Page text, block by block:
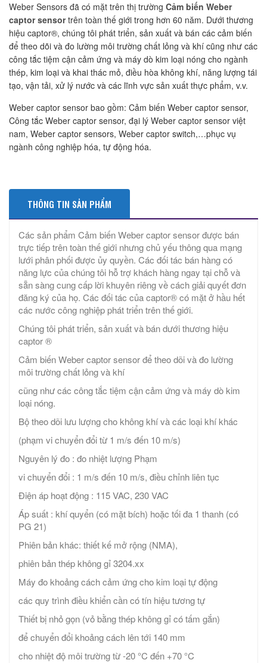
Weber Sensors đã có mặt trên thị trường Cảm biến Weber
captor sensortrên toàn thế giới trong hơn 60 năm. Dưới thương
hiệu captor®, chúng tôi phát triển, sản xuất và bán các cảm biến
để theo dõi và đo lường môi trường chất lỏng và khí cũng như các
công tắc tiệm cận cảm ứng và máy dò kim loại nóng cho ngành
thép, kim loại và khai thác mỏ, điều hòa không khí, năng lượng tái
tạo, vận tải, xử lý nước và các lĩnh vực sản xuất thực phẩm, v.v.
Weber captor sensor bao gồm: Cảm biến Weber captor sensor,
Công tắc Weber captor sensor, đại lý Weber captor sensor việt
nam, Weber captor sensors, Weber captor switch,…phục vụ
ngành công nghiệp hóa, tự động hóa.
THÔNG TIN SẢN PHẨM
Các sản phẩm Cảm biến Weber captor sensor được bán
trực tiếp trên toàn thế giới nhưng chủ yếu thông qua mạng
lưới phân phối được ủy quyền. Các đối tác bán hàng có
năng lực của chúng tôi hỗ trợ khách hàng ngay tại chỗ và
sẵn sàng cung cấp lời khuyên riêng về cách giải quyết đơn
đăng ký của họ. Các đối tác của captor® có mặt ở hầu hết
các nước công nghiệp phát triển trên thế giới.
Chúng tôi phát triển, sản xuất và bán dưới thương hiệu
captor ®
Cảm biến Weber captor sensor để theo dõi và đo lường
môi trường chất lỏng và khí
cũng như các công tắc tiệm cận cảm ứng và máy dò kim
loại nóng.
Bộ theo dõi lưu lượng cho không khí và các loại khí khác
(phạm vi chuyển đổi từ 1 m/s đến 10 m/s)
Nguyên lý đo : đo nhiệt lượng Phạm
vi chuyển đổi : 1 m/s đến 10 m/s, điều chỉnh liên tục
Điện áp hoạt động : 115 VAC, 230 VAC
Áp suất : khí quyển (có mặt bích) hoặc tối đa 1 thanh (có
PG 21)
Phiên bản khác: thiết kế mở rộng (NMA),
phiên bản thép không gỉ 3204.xx
Máy đo khoảng cách cảm ứng cho kim loại tự động
các quy trình điều khiển cần có tín hiệu tương tự
Thiết bị nhỏ gọn (vỏ bằng thép không gỉ có tấm gắn)
để chuyển đổi khoảng cách lên tới 140 mm
cho nhiệt độ môi trường từ -20 °C đến +70 °C